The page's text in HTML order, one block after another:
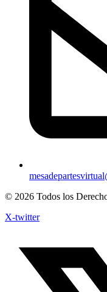
© 2026 Todos los
X-twitter